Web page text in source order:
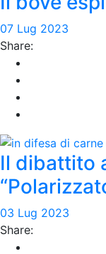
07 Lug 2023
Share:
Il dibattito
03 Lug 2023
Share: